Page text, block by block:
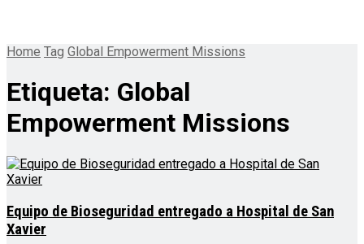
Home Tag Global Empowerment Missions
Etiqueta: Global
Empowerment Missions
Equipo de Bioseguridad entregado a Hospital de San
Xavier